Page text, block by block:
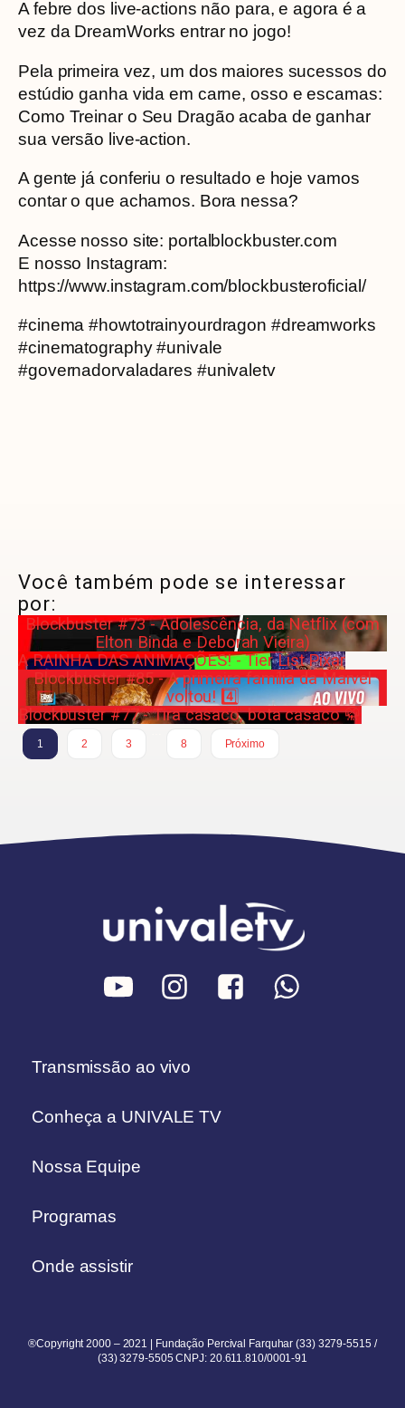
A febre dos live-actions não para, e agora é a
vez da DreamWorks entrar no jogo!
Pela primeira vez, um dos maiores sucessos do
estúdio ganha vida em carne, osso e escamas:
Como Treinar o Seu Dragão acaba de ganhar
sua versão live-action.
A gente já conferiu o resultado e hoje vamos
contar o que achamos. Bora nessa?
Acesse nosso site: portalblockbuster.com
E nosso Instagram:
https://www.instagram.com/blockbusteroficial/
#cinema #howtotrainyourdragon #dreamworks
#cinematography #univale
#governadorvaladares #univaletv
Você também pode se interessar
por:
Blockbuster #73 - Adolescência, da Netflix (com
Elton Binda e Deborah Vieira)
A RAINHA DAS ANIMAÇÕES! - Tier List Pixar
Blockbuster #85 - A primeira família da Marvel
voltou! 4️⃣
Blockbuster #77 - Tira casaco, bota casaco 🥋
1 2 3
8
Próximo
Transmissão ao vivo
Conheça a UNIVALE TV
Nossa Equipe
Programas
Onde assistir
®Copyright 2000 – 2021 | Fundação Percival Farquhar (33) 3279-5515 /
(33) 3279-5505 CNPJ: 20.611.810/0001-91